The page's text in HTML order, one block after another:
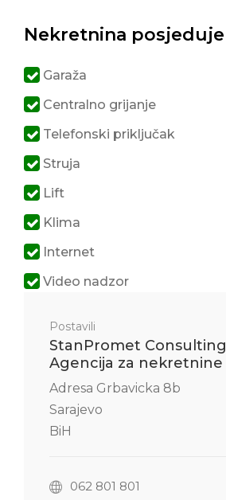
Nekretnina posjeduje
Garaža
Centralno grijanje
Telefonski priključak
Struja
Lift
Klima
Internet
Video nadzor
Postavili
StanPromet Consulting
Agencija za nekretnine
Adresa Grbavicka 8b
Sarajevo
BiH
062 801 801